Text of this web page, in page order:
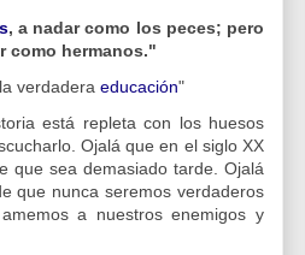
, a nadar como los peces; pero
como hermanos."
verdaderaeducación"
está repleta con los huesos
Ojalá que en el siglo XX
que sea demasiado tarde. Ojalá
que nunca seremos verdaderos
a nuestros enemigos y